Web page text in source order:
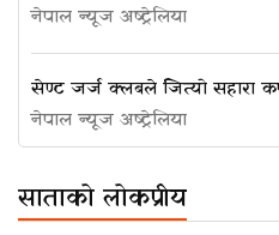
नेपाल न्यूज अष्ट्रेलिया
सेण्ट जर्ज क्लबले जित्यो सहारा
नेपाल न्यूज अष्ट्रेलिया
साताको लोकप्रीय